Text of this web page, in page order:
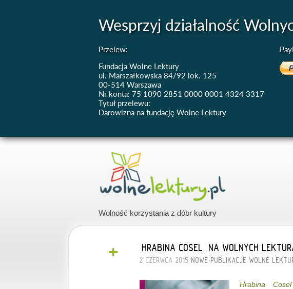
Wesprzyj działalność
Przelew:
Fundacja Wolne Lektury
ul. Marszałkowska 84/92 lok. 125
00-514 Warszawa
Nr konta: 75 1090 2851 0000 0001 4324 3317
Tytuł przelewu:
Darowizna na fundację Wolne Lektury
Wolność korzystania z dóbr kultury
+ „HRABINA COSEL” NA WOLNYCH
2 CZERWCA 2015 NOWE PUBLIKACJE WOLNE
Hrabina Cosel